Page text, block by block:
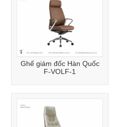
Ghế giám đốc Hàn Quốc
F-VOLF-1